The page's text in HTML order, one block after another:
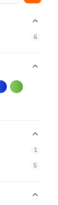
6
1
5